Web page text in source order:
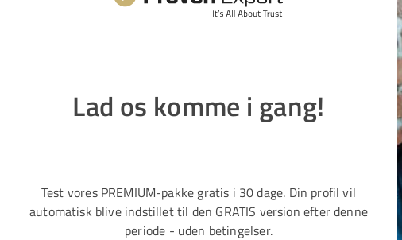
Lad os komme i gang!
Test vores PREMIUM-pakke gratis i 30 dage. Din profil vil
automatisk blive indstillet til den GRATIS version efter denne
periode - uden betingelser.